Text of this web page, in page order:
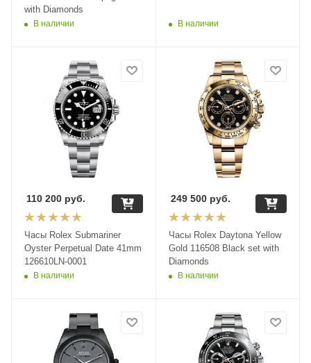
with Diamonds
В наличии В наличии
Часы Rolex Submariner
Oyster Perpetual Date 41mm
126610LN-0001
В наличии
110 200 руб.
Часы Rolex Daytona Yellow
Gold 116508 Black set with
Diamonds
В наличии
249 500руб.